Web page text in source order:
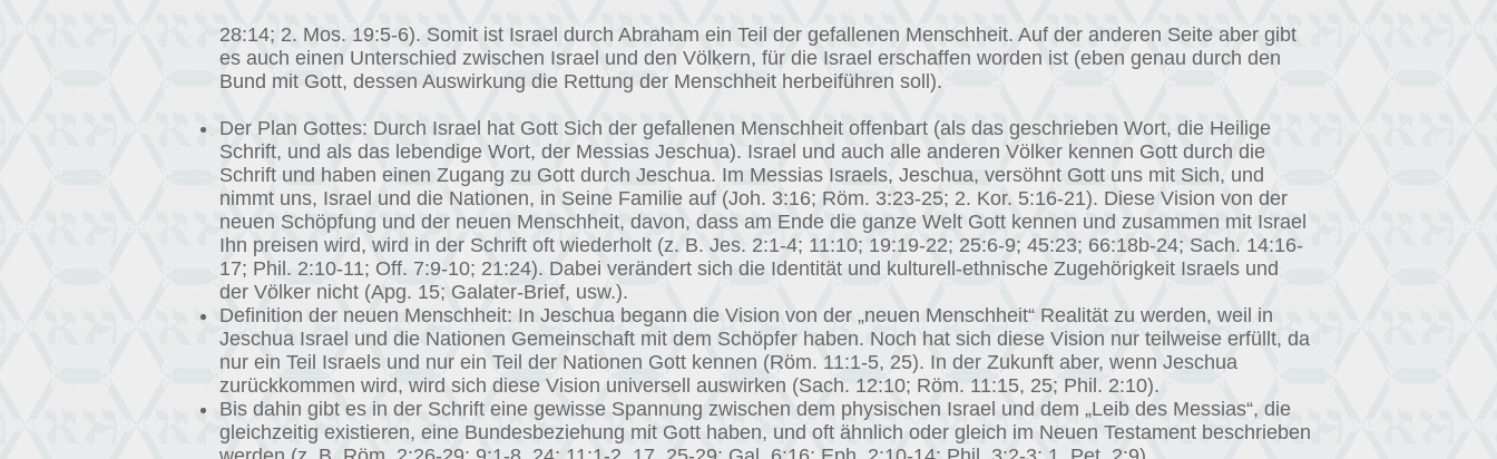
28:14; 2. Mos. 19:5-6). Somit ist Israel durch Abraham ein Teil der gefallenen Menschheit. Auf der anderen Seite aber gibt
es auch einen Unterschied zwischen Israel und den Völkern, für die Israel erschaffen worden ist (eben genau durch den
Bund mit Gott, dessen Auswirkung die Rettung der Menschheit herbeiführen soll).
Der Plan Gottes: Durch Israel hat Gott Sich der gefallenen Menschheit offenbart (als das geschrieben Wort, die Heilige
Schrift, und als das lebendige Wort, der Messias Jeschua). Israel und auch alle anderen Völker kennen Gott durch die
Schrift und haben einen Zugang zu Gott durch Jeschua. Im Messias Israels, Jeschua, versöhnt Gott uns mit Sich, und
nimmt uns, Israel und die Nationen, in Seine Familie auf (Joh. 3:16; Röm. 3:23-25; 2. Kor. 5:16-21). Diese Vision von der
neuen Schöpfung und der neuen Menschheit, davon, dass am Ende die ganze Welt Gott kennen und zusammen mit Israel
Ihn preisen wird, wird in der Schrift oft wiederholt (z. B. Jes. 2:1-4; 11:10; 19:19-22; 25:6-9; 45:23; 66:18b-24; Sach. 14:16-
17; Phil. 2:10-11; Off. 7:9-10; 21:24). Dabei verändert sich die Identität und kulturell-ethnische Zugehörigkeit Israels und
der Völker nicht (Apg. 15; Galater-Brief, usw.).
Definition der neuen Menschheit: In Jeschua begann die Vision von der „neuen Menschheit“ Realität zu werden, weil in
Jeschua Israel und die Nationen Gemeinschaft mit dem Schöpfer haben. Noch hat sich diese Vision nur teilweise erfüllt, da
nur ein Teil Israels und nur ein Teil der Nationen Gott kennen (Röm. 11:1-5, 25). In der Zukunft aber, wenn Jeschua
zurückkommen wird, wird sich diese Vision universell auswirken (Sach. 12:10; Röm. 11:15, 25; Phil. 2:10).
Bis dahin gibt es in der Schrift eine gewisse Spannung zwischen dem physischen Israel und dem „Leib des Messias“, die
gleichzeitig existieren, eine Bundesbeziehung mit Gott haben, und oft ähnlich oder gleich im Neuen Testament beschrieben